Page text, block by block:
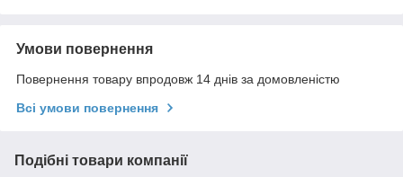
Умови повернення
Повернення товару впродовж 14 днів за домовленістю
Всі умови повернення
Подібні товари компанії